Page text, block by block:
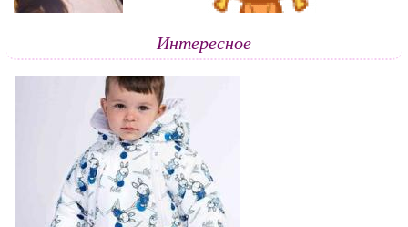
Интересное